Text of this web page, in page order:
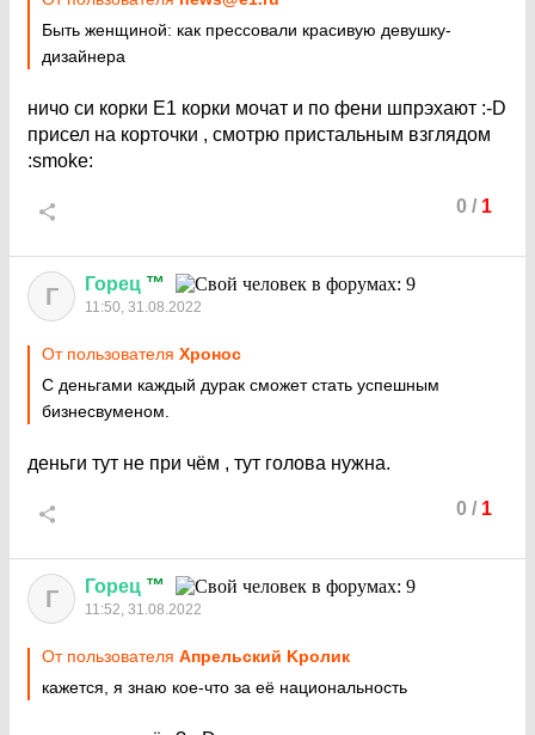
Быть женщиной: как прессовали красивую девушку-
дизайнера
ничо си корки Е1 корки мочат и по фени шпрэхают :-D
присел на корточки , смотрю пристальным взглядом
:smoke:
0 / 1
Г Горец ™
11:50, 31.08.2022
От пользователя Хронос
С деньгами каждый дурак сможет стать успешным
бизнесвуменом.
деньги тут не при чём , тут голова нужна.
0 / 1
Г Горец ™
11:52, 31.08.2022
От пользователя Aпрельский Kролик
кажется, я знаю кое-что за её национальность